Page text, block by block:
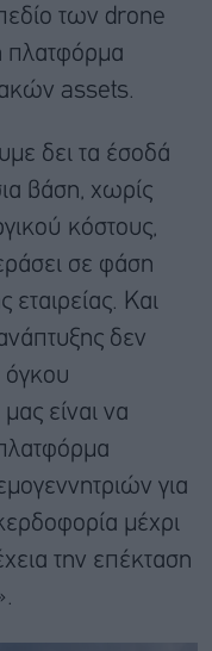
των drone
πλατφόρμα
assets.
δει τα έσοδά
βάση, χωρίς
κόστους,
σε φάση
εταιρείας. Και
δεν
είναι να
για
μέχρι
την επέκταση